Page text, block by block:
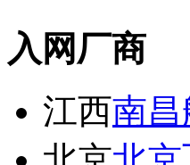
入网厂商
江西南